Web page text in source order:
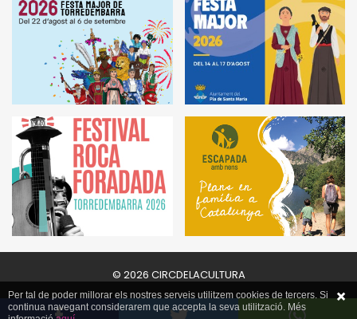
© 2026 CIRCDELACULTURA
Per tal de poder millorar els nostres serveis utilitzem cookies de tercers. Si
continua navegant considerarem que accepta la seva utilització. Més